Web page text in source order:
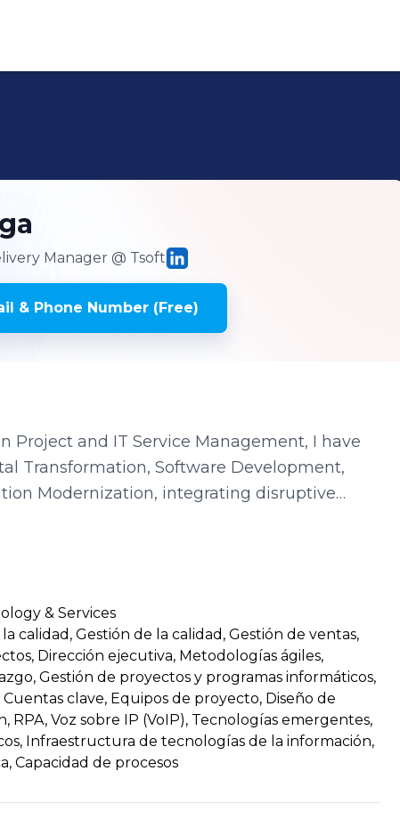
Manager @ Tsoft
& Phone Number (Free)
Project and IT Service Management, I have
Transformation, Software Development,
Modernization, integrating disruptive
IoT to maximize the value delivered to
and Government, where I have designed
address complex technological challenges,
global vendors such as IBM, Microsoft,
RocketBot, among others. This has
a trusted strategic partner, driving operational
in every project. Let’s connect: 📩
+569 7871 0684
& Services
calidad, Gestión de la calidad, Gestión de ventas,
Dirección ejecutiva, Metodologías ágiles,
Gestión de proyectos y programas informáticos,
clave, Equipos de proyecto, Diseño de
RPA, Voz sobre IP (VoIP), Tecnologías emergentes,
Infraestructura de tecnologías de la información,
Capacidad de procesos